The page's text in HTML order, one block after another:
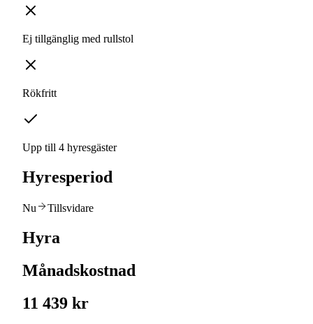
Ej tillgänglig med rullstol
Rökfritt
Upp till 4 hyresgäster
Hyresperiod
Nu Tillsvidare
Hyra
Månadskostnad
11 439 kr